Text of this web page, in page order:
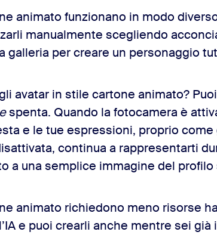
animato funzionano in modo
manualmente scegliendo
galleria per creare un personaggio
avatar in stile cartone animato?
spenta. Quando la fotocamera è
e le tue espressioni, proprio
continua a rappresentarti
a una semplice immagine del profilo
animato richiedono meno risorse
e puoi crearli anche mentre sei già